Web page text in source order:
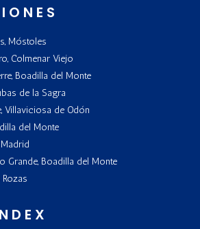
Móstoles
Colmenar Viejo
Boadilla del Monte
de la Sagra
Villaviciosa de Odón
del Monte
Grande, Boadilla del Monte